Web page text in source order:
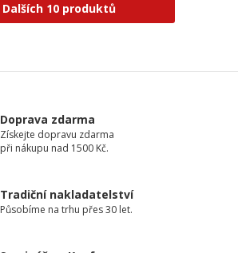
Dalších 10 produktů
Doprava zdarma
Získejte dopravu zdarma
při nákupu nad 1500 Kč.
Tradiční nakladatelství
Působíme na trhu přes 30 let.